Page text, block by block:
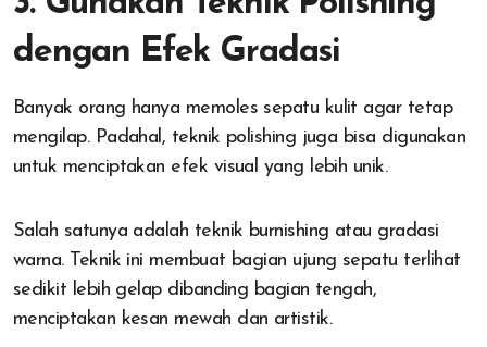
dengan Efek Gradasi
Banyak orang hanya memoles sepatu kulit agar tetap
mengilap. Padahal, teknik polishing juga bisa digunakan
untuk menciptakan efek visual yang lebih unik.
Salah satunya adalah teknik burnishing atau gradasi
warna. Teknik ini membuat bagian ujung sepatu terlihat
sedikit lebih gelap dibanding bagian tengah,
menciptakan kesan mewah dan artistik.